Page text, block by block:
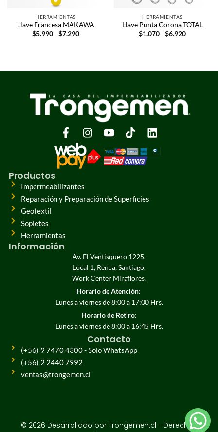
HERRAMIENTAS
Llave Francesa MAKAWA
$5.990-$7.290
HERRAMIENTAS
Llave Punta Corona TOTAL
$1.070-$6.920
Información
Av. El Ventisquero 1225,
Local 1, Renca, Santiago.
Work Center Miraflores.
Horario de Atención:
Lunes a viernes de 8:00 a 17:00 Hrs.
Horario de Retiro:
Lunes a viernes de 8:00 a 16:45 Hrs.
Productos
Impermeabilizantes
Reparación y Preparación de Superficies
Geotextil
Sopletes
Herramientas
Contacto
(+56) 9 7470 4300 - Solo WhatsApp
(+56) 2 2440 7992
ventas@trongemen.cl
© 2026 Desarrollado por Trongemen.cl - Derechos